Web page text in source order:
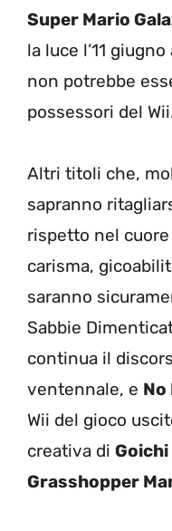
Super Mario
la luce l’11
non potrebbe
possessori del
Altri titoli che,
sapranno
rispetto nel
carisma,
saranno
Sabbie
continua il
ventennale, e No
Wii del gioco
creativa di Goichi
Grasshopper